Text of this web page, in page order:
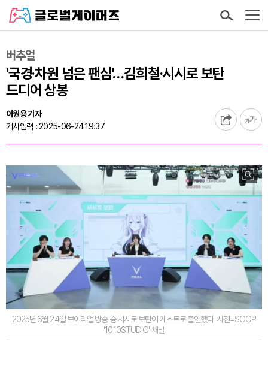
버추얼
'국경·차원 넘은 팬심'…김희철·시시로 보탄
드디어 상봉
이원용 기자
기사입력 : 2025-06-24 19:37
2025년 6월 24일 브이리얼 방송 중 시시로 보탄이 게스트로 출연했다. 사진=SOOP
'1010STUDIO' 채널